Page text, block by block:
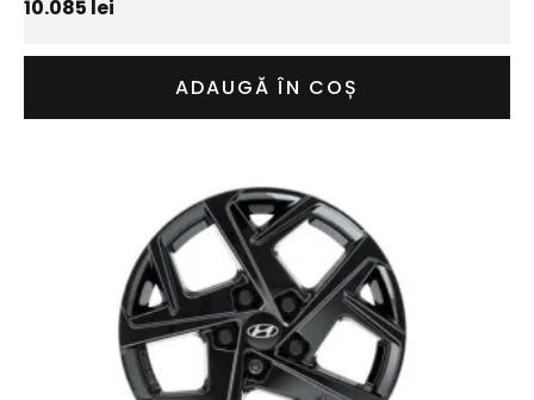
10.085 lei
ADAUGĂ ÎN COȘ